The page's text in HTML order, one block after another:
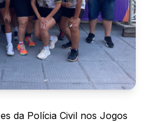
da Polícia Civil nos Jogos